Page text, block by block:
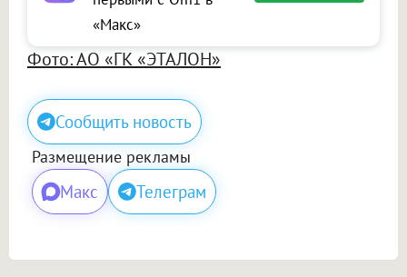
«Макс»
Фото: АО «ГК «ЭТАЛОН»
Сообщить новость
Размещение рекламы
Макс Телеграм